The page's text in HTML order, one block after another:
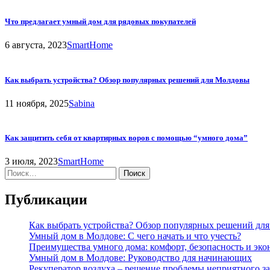
Что предлагает умный дом для рядовых покупателей
6 августа, 2023SmartHome
Как выбрать устройства? Обзор популярных решений для Молдовы
11 ноября, 2025Sabina
Как защитить себя от квартирных воров с помощью “умного дома”
3 июля, 2023SmartHome
Найти:
Публикации
Как выбрать устройства? Обзор популярных решений
Умный дом в Молдове: С чего начать и что учесть?
Преимущества умного дома: комфорт, безопасность и
Умный дом в Молдове: Руководство для начинающих